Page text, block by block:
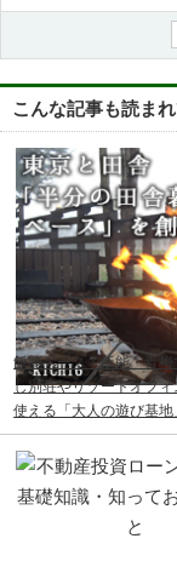
こんな記事も読ま
飯能ベース｜飯能・青
し別荘やリゾートオフ
使える「大人の遊び基地
ルライフ